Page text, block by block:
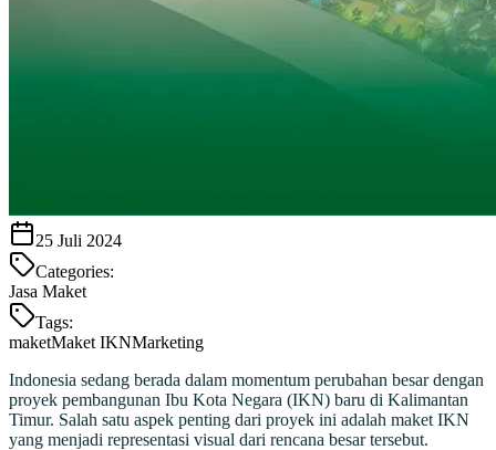
25 Juli 2024
Categories:
Jasa Maket
Tags:
maketMaket IKNMarketing
Indonesia sedang berada dalam momentum perubahan besar dengan
proyek pembangunan Ibu Kota Negara (IKN) baru di Kalimantan
Timur. Salah satu aspek penting dari proyek ini adalah maket IKN
yang menjadi representasi visual dari rencana besar tersebut.